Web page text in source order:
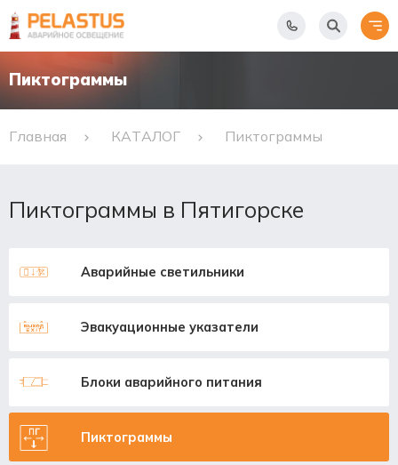
Пиктограммы
Главная КАТАЛОГ Пиктограммы
Пиктограммы в Пятигорске
Аварийные светильники
Эвакуационные указатели
Блоки аварийного питания
Пиктограммы